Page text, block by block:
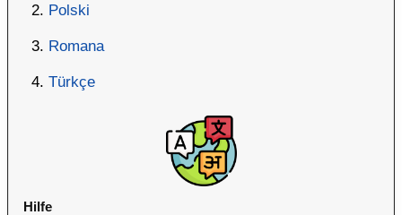
Polski
Romana
Türkçe
Hilfe